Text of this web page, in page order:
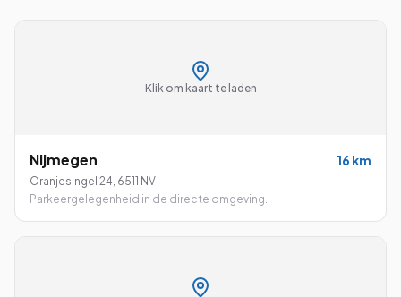
Klik om kaart te laden
Nijmegen 16 km
Oranjesingel 24, 6511 NV
Parkeergelegenheid in de directe omgeving.